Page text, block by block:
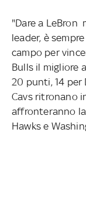
"Dare a
leader, è
campo per
Bulls il migliore
20 punti, 14 per
Cavs ritronano
affronteranno
Hawks e